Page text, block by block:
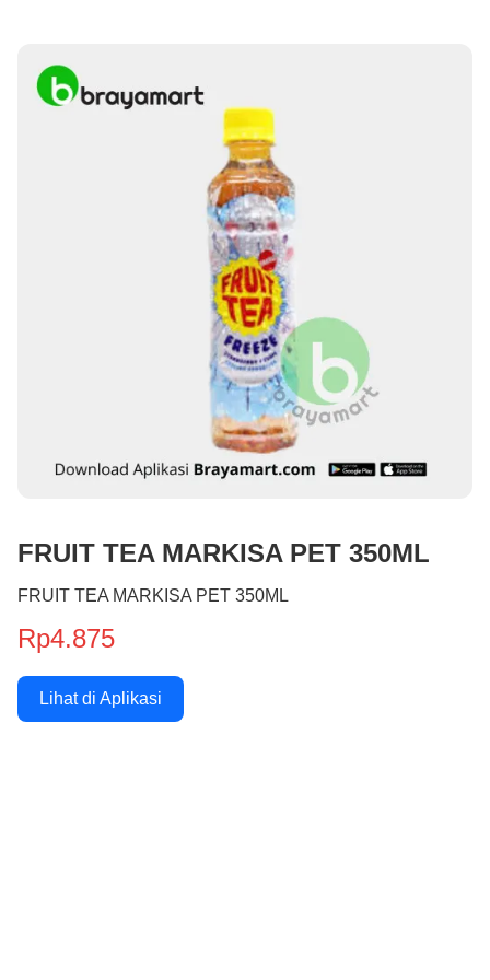
FRUIT TEA MARKISA PET 350ML
FRUIT TEA MARKISA PET 350ML
Rp4.875
Lihat di Aplikasi